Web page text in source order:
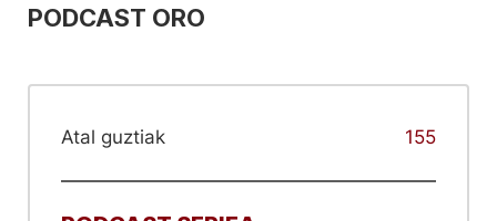
PODCAST ORO
Atal guztiak 155